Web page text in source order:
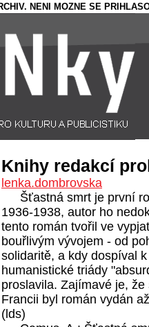
NENI MOZNE SE
Knihy redakcí
lenka.dombrovska
Šťastná smrt je první
1936-1938, autor ho
tento román tvořil ve
bouřlivým vývojem - od
solidaritě, a kdy dospíval
humanistické triády
proslavila. Zajímavé je,
Francii byl román vydán
(lds)